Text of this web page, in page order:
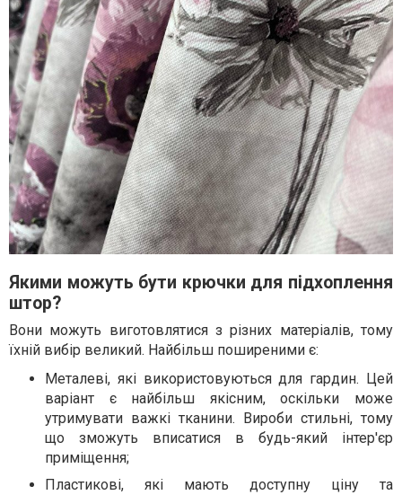
Якими можуть бути крючки для підхоплення
штор?
Вони можуть виготовлятися з різних матеріалів, тому
їхній вибір великий. Найбільш поширеними є:
Металеві, які використовуються для гардин. Цей
варіант є найбільш якісним, оскільки може
утримувати важкі тканини. Вироби стильні, тому
що зможуть вписатися в будь-який інтер'єр
приміщення;
Пластикові, які мають доступну ціну та